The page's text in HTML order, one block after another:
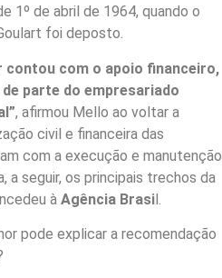
1º de abril de 1964, quando o
foi deposto.
contou com o apoio financeiro,
parte do empresariado
, afirmou Mello ao voltar a
civil e financeira das
com a execução e manutenção
a seguir, os principais trechos da
àAgência Brasil.
pode explicar a recomendação